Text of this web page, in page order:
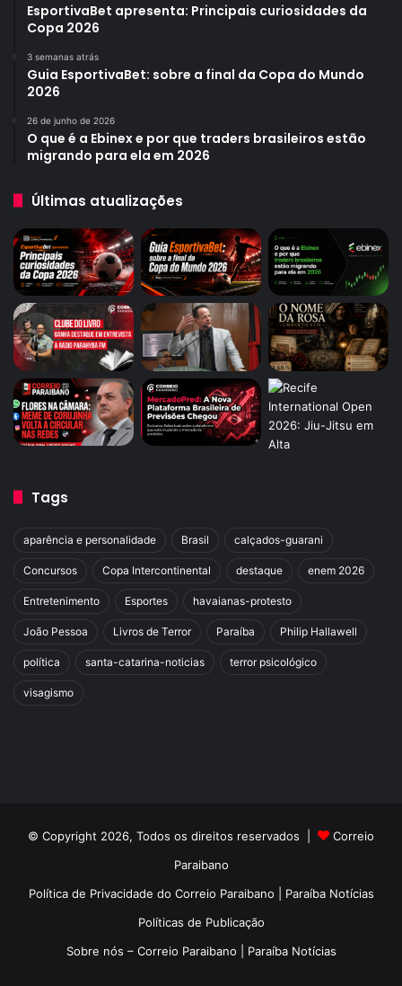
EsportivaBet apresenta: Principais curiosidades da
Copa 2026
3 semanas atrás
Guia EsportivaBet: sobre a final da Copa do Mundo
2026
26 de junho de 2026
O que é a Ebinex e por que traders brasileiros estão
migrando para ela em 2026
Últimas atualizações
Tags
aparência e personalidade Brasil calçados-guarani
Concursos Copa Intercontinental destaque enem 2026
Entretenimento Esportes havaianas-protesto
João Pessoa Livros de Terror Paraíba Philip Hallawell
política santa-catarina-noticias terror psicológico
visagismo
© Copyright 2026, Todos os direitos reservados |
Correio
Paraibano
Política de Privacidade do Correio Paraibano | Paraíba Notícias
Políticas de Publicação
Sobre nós – Correio Paraibano | Paraíba Notícias